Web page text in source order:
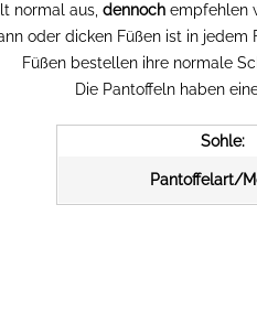
normal aus, dennoch empfehlen
oder dicken Füßen ist in
Füßen bestellen ihre normale
Die Pantoffeln haben
Sohle:
Pantoffelart/